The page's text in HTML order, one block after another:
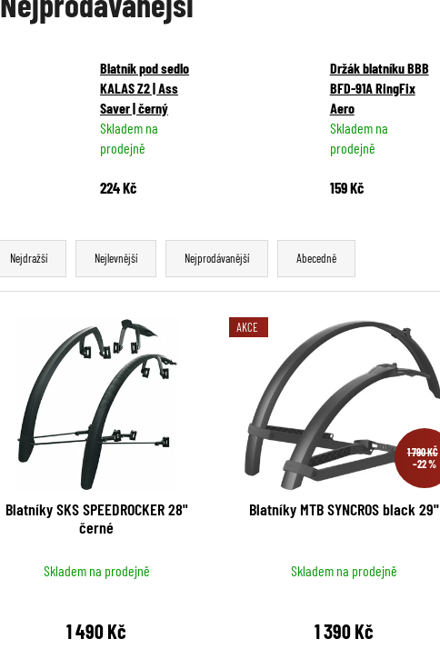
Blatník pod sedlo
KALAS Z2 | Ass
Saver | černý
Skladem na
prodejně
224 Kč
Držák blatníku BBB
BFD-91A RingFix
Aero
Skladem na
prodejně
159 Kč
Nejdražší Nejlevnější Nejprodávanější Abecedně
Blatníky SKS SPEEDROCKER 28"
černé
Skladem na prodejně
1 490 Kč
AKCE
1 790 KČ
–22 %
Blatníky MTB SYNCROS black 29''
Skladem na prodejně
1 390 Kč